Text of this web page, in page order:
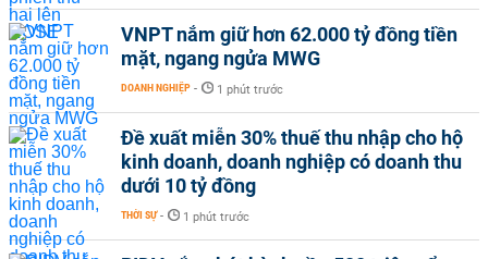
VNPT nắm giữ hơn 62.000 tỷ đồng tiền
mặt, ngang ngửa MWG
DOANH NGHIỆP - 1 phút trước
Đề xuất miễn 30% thuế thu nhập cho hộ
kinh doanh, doanh nghiệp có doanh thu
dưới 10 tỷ đồng
THỜI SỰ - 1 phút trước